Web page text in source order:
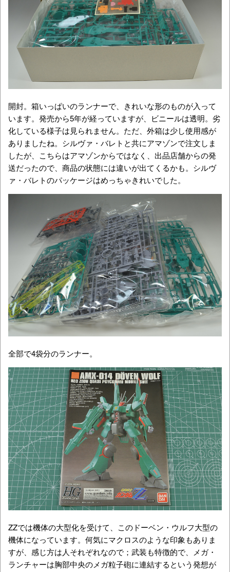
開封。箱いっぱいのランナーで、きれいな形のものが入って
います。発売から5年が経っていますが、ビニールは透明。劣
化している様子は見られません。ただ、外箱は少し使用感が
ありましたね。シルヴァ・バレトと共にアマゾンで注文しま
したが、こちらはアマゾンからではなく、出品店舗からの発
送だったので、商品の状態には違いが出てくるかも。シルヴ
ァ・バレトのパッケージはめっちゃきれいでした。
全部で4袋分のランナー。
ZZでは機体の大型化を受けて、このドーベン・ウルフ大型の
機体になっています。何気にマクロスのような印象もありま
すが、感じ方は人それぞれなので；武装も特徴的で、メガ・
ランチャーは胸部中央のメガ粒子砲に連結するという発想が